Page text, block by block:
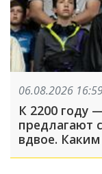
06.08.2026
К 2200 году
предлагают
вдвое.